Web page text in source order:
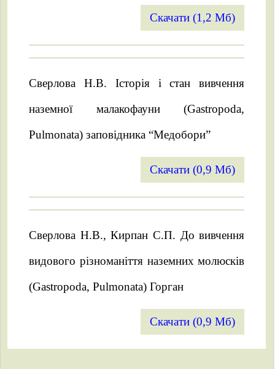
Скачати (1,2 Мб)
Сверлова Н.В. Історія і стан вивчення
наземної малакофауни (Gastropoda,
Pulmonata) заповідника “Медобори”
Скачати (0,9 Мб)
Сверлова Н.В., Кирпан С.П. До вивчення
видового різноманіття наземних молюсків
(Gastropoda, Pulmonata) Горган
Скачати (0,9 Мб)